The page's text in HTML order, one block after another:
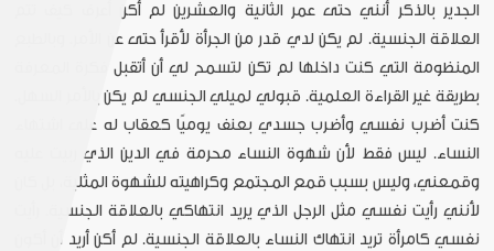
الجدير بالذكر أنني حتى عمر الثانية والعشرين لم أكن أعرف كيف تتم
العلاقة الجنسية. لم يكن لدي قدر من الجرأة لأقرأ حتى عن الأمر. وبالطبع
المنظومة التي كنت داخلها لم تكن لتسمح لي أن أتقبل فكرة المعرفة
بطريقة غير القراءة العلمية. قبولي لميلي الجنسي لم يكن بالأمر السهل.
كنت أضرب نفسي وأضرب جسدي بعنف يوميًا كعقاب له على اشتهاء
النساء. ليس فقط لأن شهوة النساء محرمة في الدين الذي ربيت عليه
وقمعني، وليس بسبب قمع المجتمع وكراهيته للشهوة المثلية، بل كان
لأنني رأيت نفسي مثل الرجل الذي يريد انتهاكي بالعلاقة الجنسية. رأيت
نفسي كامرأة تريد انتهاك النساء بالعلاقة الجنسية. لم أكن أريد أن أكون